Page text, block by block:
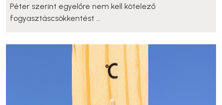
Péter szerint egyelőre nem kell kötelező
fogyasztáscsökkentést ...